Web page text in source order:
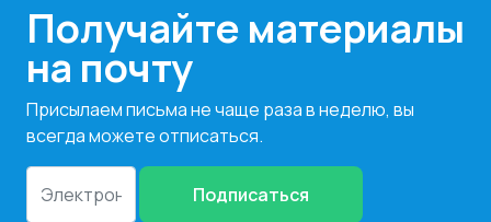
Получайте материалы
на почту
Присылаем письма не чаще раза в неделю, вы
всегда можете отписаться.
Подписаться